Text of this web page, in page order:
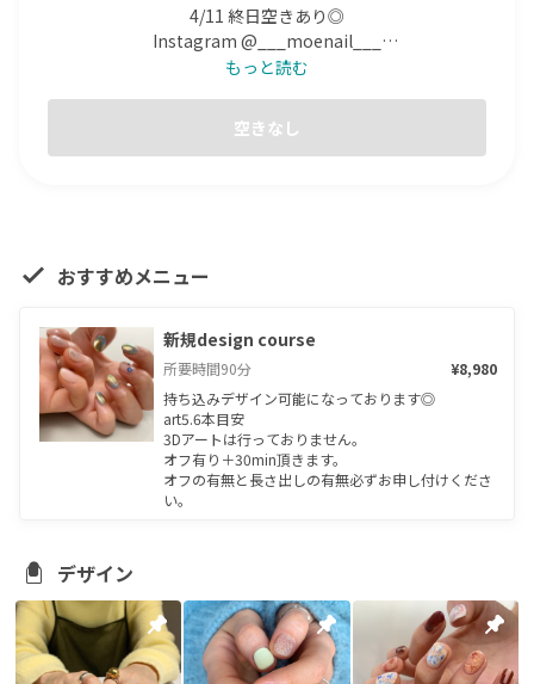
4/11 終日空きあり◎
Instagram @___moenail___
恵比寿駅から徒歩1分のsalonになります📍
※ご予約のお時間から10分以上の遅れは施術をお断りさせ
て頂く場合が御座いますのでご了承下さいませ。
もっと読む
空きなし
おすすめメニュー
新規design course
所要時間90分
¥8,980
持ち込みデザイン可能になっております◎
art5.6本目安
3Dアートは行っておりません。
オフ有り＋30min頂きます。
オフの有無と長さ出しの有無必ずお申し付けくださ
い。
デザイン